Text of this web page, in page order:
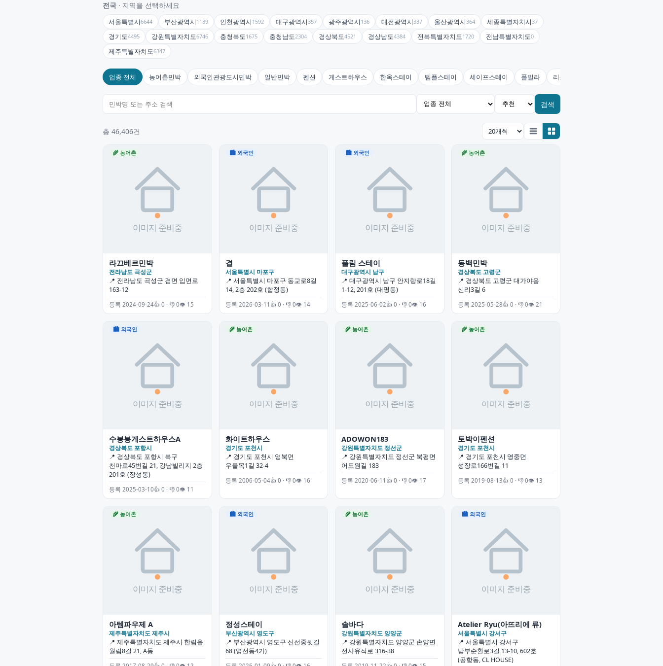
전국 · 지역을 선택하세요
서울특별시6644 부산광역시 1189 인천광역시 1592 대구광역시357 광주광역시 136 대전광역시337 울산광역시364 세종특별자치시37
경기도4495 강원특별자치도6746 충청북도1675 충청남도2304 경상북도4521 경상남도4384 전북특별자치도1720 전남특별자치도0
제주특별자치도6347
업종 전체 농어촌민박 외국인관광도시민박 일반민박 펜션 게스트하우스 한옥스테이 템플스테이 세이프스테이 풀빌라 리조트
검색
총 46,406건
🌾 농어촌
라끄베르민박
전라남도 곡성군
📍 전라남도 곡성군 겸면 입면로
163-12
등록 2024-09-24👍 0 · 👎 0👁 15
🏙 외국인
결
서울특별시 마포구
📍 서울특별시 마포구 동교로8길
14, 2층 202호 (합정동)
등록 2026-03-11 👍 0 · 👎 0👁 14
🏙 외국인
풀림 스테이
대구광역시 남구
📍 대구광역시 남구 안지랑로18길
1-12, 201호 (대명동)
등록 2025-06-02👍 0 · 👎 0👁 16
🌾 농어촌
동백민박
경상북도 고령군
📍 경상북도 고령군 대가야읍
신리3길 6
등록 2025-05-28👍 0 · 👎 0👁 21
🏙 외국인
수봉봉게스트하우스A
경상북도 포항시
📍 경상북도 포항시 북구
천마로45번길 21, 강남빌리지 2층
201호 (장성동)
등록 2025-03-10👍 0 · 👎 0👁 11
🌾 농어촌
화이트하우스
경기도 포천시
📍 경기도 포천시 영북면
우물목1길 32-4
등록 2006-05-04👍 0 · 👎 0👁 16
🌾 농어촌
ADOWON183
강원특별자치도 정선군
📍 강원특별자치도 정선군 북평면
어도원길 183
등록 2020-06-11 👍 0 · 👎 0👁 17
🌾 농어촌
토박이펜션
경기도 포천시
📍 경기도 포천시 영중면
성장로166번길 11
등록 2019-08-13👍 0 · 👎 0👁 13
🌾 농어촌
아템파우제 A
제주특별자치도 제주시
📍 제주특별자치도 제주시 한림읍
월림8길 21, A동
🏙 외국인
정성스테이
부산광역시 영도구
📍 부산광역시 영도구 신선중뒷길
68 (영선동4가)
🌾 농어촌
솔바다
강원특별자치도 양양군
📍 강원특별자치도 양양군 손양면
선사유적로 316-38
🏙 외국인
Atelier Ryu(아뜨리에 류)
서울특별시 강서구
📍 서울특별시 강서구
남부순환로3길 13-10, 602호
(공항동, CL HOUSE)